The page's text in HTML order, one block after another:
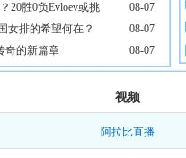
20胜0负Evloev或挑
08-07
女排的希望何在？
08-07
奇的新篇章 08-07
视频
阿拉比直播